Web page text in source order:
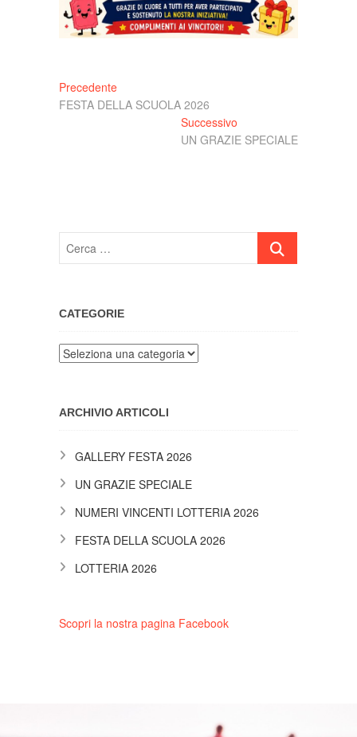
Navigazione
articoli
PrecedenteArticolo
precedente:
FESTA DELLA SCUOLA 2026
Successivo
successivo:
UN GRAZIE SPECIALE
Cerca
CATEGORIE
Categorie
ARCHIVIO ARTICOLI
GALLERY FESTA 2026
UN GRAZIE SPECIALE
NUMERI VINCENTI LOTTERIA 2026
FESTA DELLA SCUOLA 2026
LOTTERIA 2026
Scopri la nostra pagina Facebook